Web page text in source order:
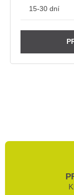
15-30 dní